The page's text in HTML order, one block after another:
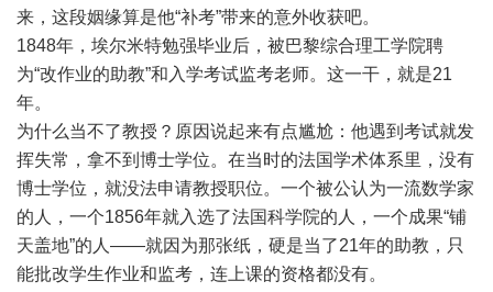
来，这段姻缘算是他“补考”带来的意外收获吧。
1848年，埃尔米特勉强毕业后，被巴黎综合理工学院聘
为“改作业的助教”和入学考试监考老师。这一干，就是21
年。
为什么当不了教授？原因说起来有点尴尬：他遇到考试就发
挥失常，拿不到博士学位。在当时的法国学术体系里，没有
博士学位，就没法申请教授职位。一个被公认为一流数学家
的人，一个1856年就入选了法国科学院的人，一个成果“铺
天盖地”的人——就因为那张纸，硬是当了21年的助教，只
能批改学生作业和监考，连上课的资格都没有。